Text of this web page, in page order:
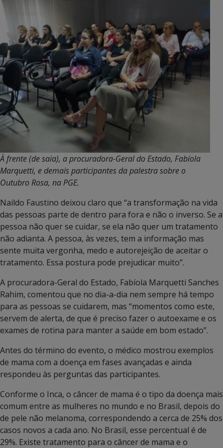
À frente (de saia), a procuradora-Geral do Estado, Fabíola
Marquetti, e demais participantes da palestra sobre o
Outubro Rosa, na PGE.
Naildo Faustino deixou claro que “a transformação na vida
das pessoas parte de dentro para fora e não o inverso. Se a
pessoa não quer se cuidar, se ela não quer um tratamento
não adianta. A pessoa, às vezes, tem a informação mas
sente muita vergonha, medo e autorejeição de aceitar o
tratamento. Essa postura pode prejudicar muito”.
A procuradora-Geral do Estado, Fabíola Marquetti Sanches
Rahim, comentou que no dia-a-dia nem sempre há tempo
para as pessoas se cuidarem, mas “momentos como este,
servem de alerta, de que é preciso fazer o autoexame e os
exames de rotina para manter a saúde em bom estado”.
Antes do término do evento, o médico mostrou exemplos
de mama com a doença em fases avançadas e ainda
respondeu às perguntas das participantes.
Conforme o Inca, o câncer de mama é o tipo da doença mais
comum entre as mulheres no mundo e no Brasil, depois do
de pele não melanoma, correspondendo a cerca de 25% dos
casos novos a cada ano. No Brasil, esse percentual é de
29%. Existe tratamento para o câncer de mama e o